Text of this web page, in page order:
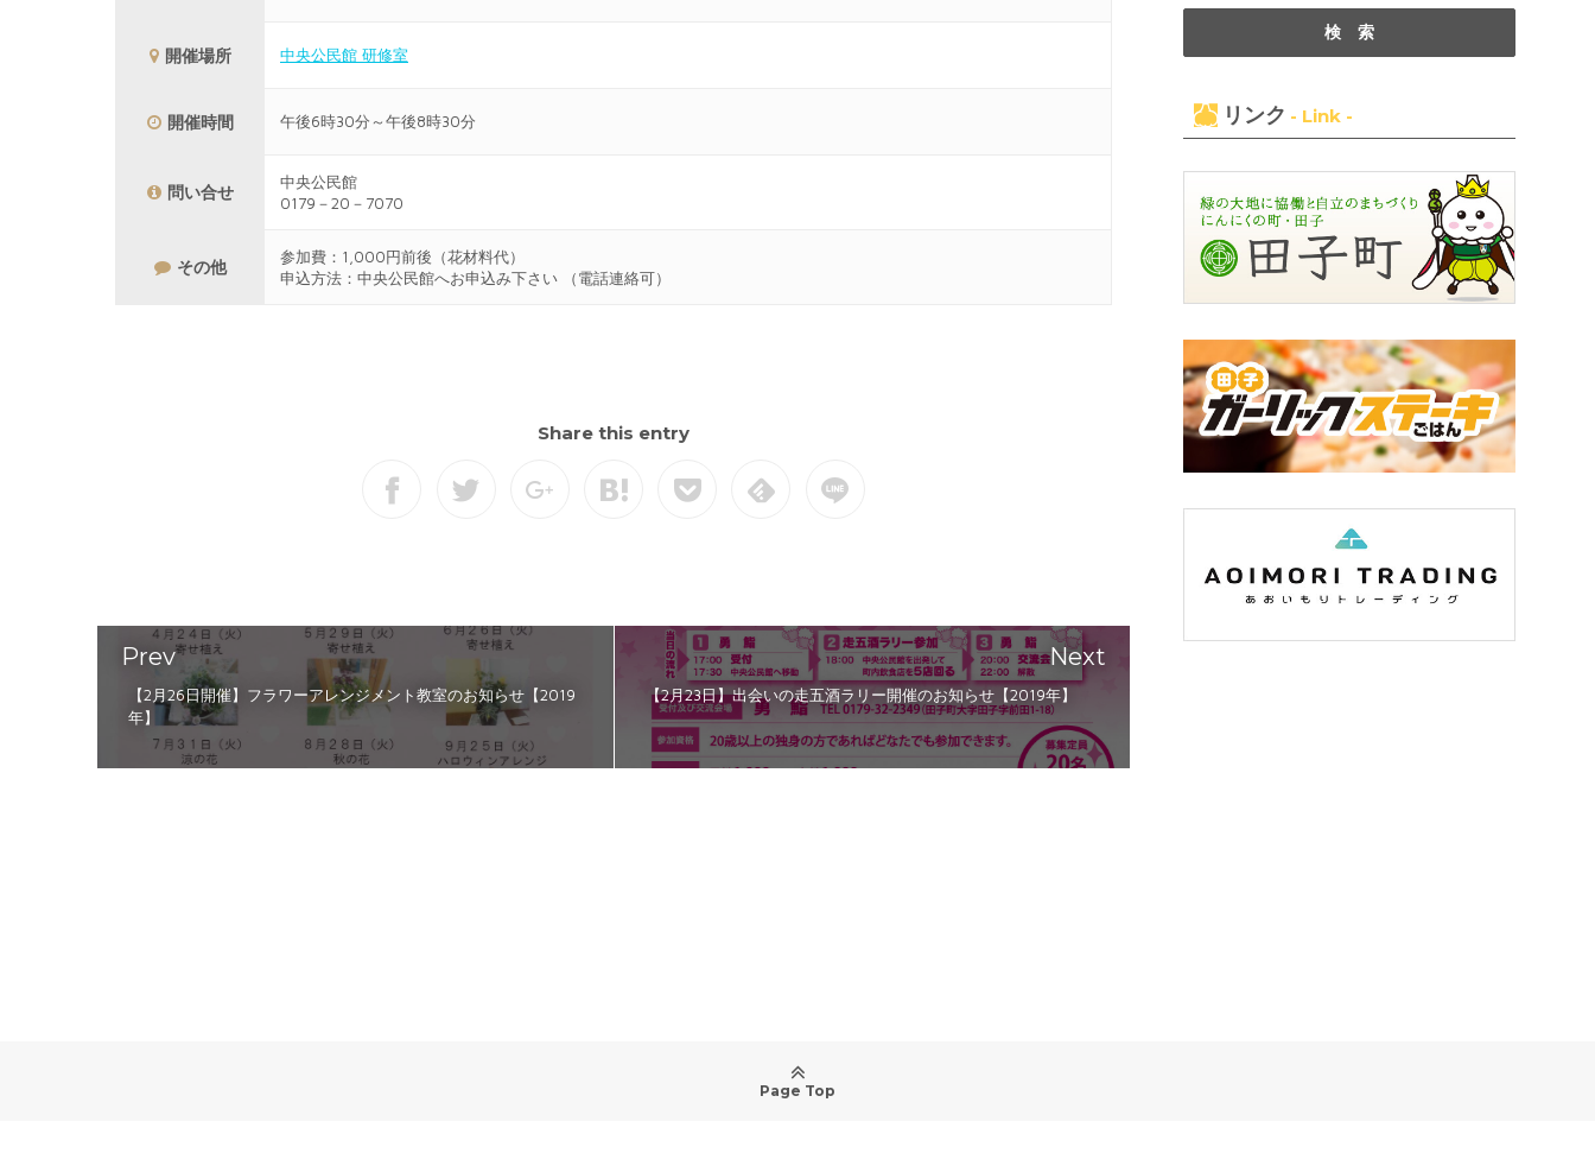
開催場所 中央公民館 研修室
開催時間 午後6時30分～午後8時30分
問い合せ
中央公民館
0179－20－7070
その他
参加費：1,000円前後（花材料代）
申込方法：中央公民館へお申込み下さい （電話連絡可）
Share this entry
Prev
【2月26日開催】フラワーアレンジメント教室のお知らせ【2019
年】
Next
【2月23日】出会いの走五酒ラリー開催のお知らせ【2019年】
リンク - Link -
Page Top